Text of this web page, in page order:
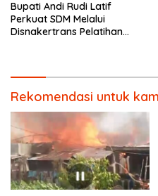
Bupati Andi Rudi Latif
Perkuat SDM Melalui
Disnakertrans Pelatihan
Rekomendasi untuk